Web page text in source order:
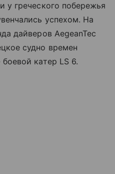
у греческого побережья
успехом. На
дайверов AegeanTec
судно времен
катер LS 6.